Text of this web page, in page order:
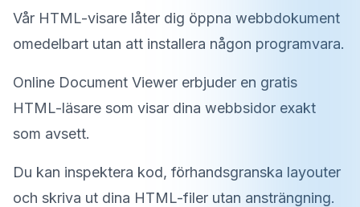
Vår HTML-visare låter dig öppna webbdokument
omedelbart utan att installera någon programvara.
Online Document Viewer erbjuder en gratis
HTML-läsare som visar dina webbsidor exakt
som avsett.
Du kan inspektera kod, förhandsgranska layouter
och skriva ut dina HTML-filer utan ansträngning.